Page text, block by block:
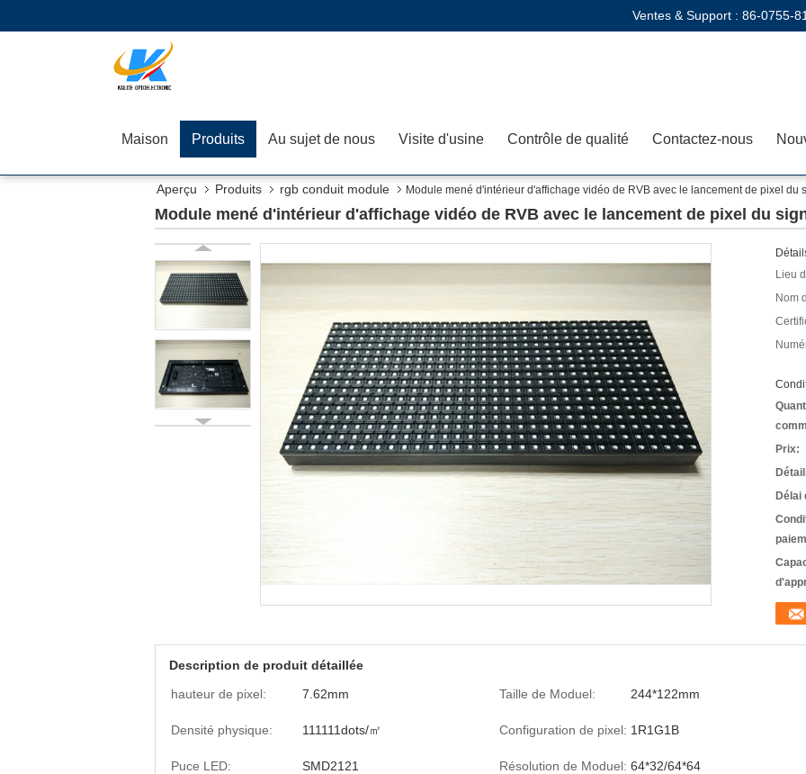
Ventes & Support : 86-0755-
Maison Produits Au sujet de nous Visite d'usine Contrôle de qualité Contactez-nous
Aperçu Produits rgb conduit module Module mené d'intérieur d'affichage vidéo de RVB avec le lancement de pixel du
Module mené d'intérieur d'affichage vidéo de RVB avec le lancement de pixel du
Lieu
Nom
Prix:
Délai
Description de produit détaillée
hauteur de pixel:
7.62mm Taille de Moduel: 244*122mm
Densité physique: 111111dots/㎡ Configuration de pixel: 1R1G1B
Puce LED: SMD2121 Résolution de Moduel: 64*32/64*64